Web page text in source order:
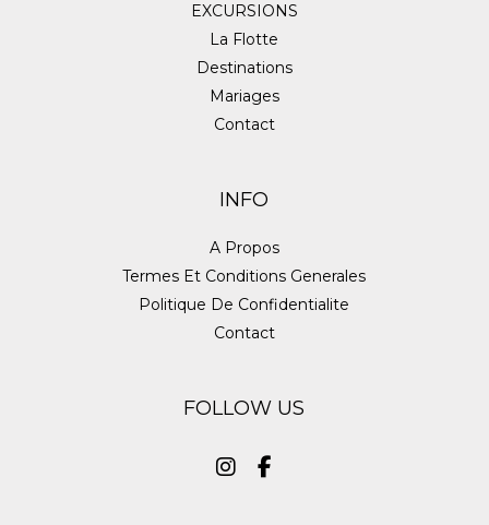
EXCURSIONS
La Flotte
Destinations
Mariages
Contact
INFO
A Propos
Termes Et Conditions Generales
Politique De Confidentialite
Contact
FOLLOW US